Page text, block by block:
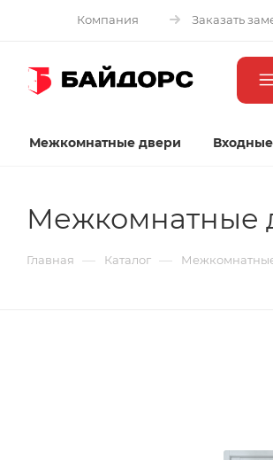
Компания Заказать
Межкомнатные двери
Межкомнатные
Главная — Каталог —